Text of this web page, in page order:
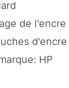
de
HP